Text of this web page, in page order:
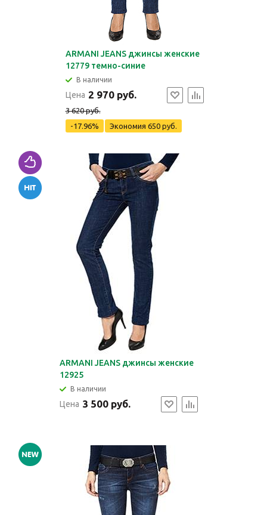
ARMANI JEANS джинсы женские
12779 темно-синие
В наличии
Цена 2 970 руб.
3 620 руб.
-17.96%
Экономия 650 руб.
ARMANI JEANS джинсы женские
12925
В наличии
Цена 3 500 руб.